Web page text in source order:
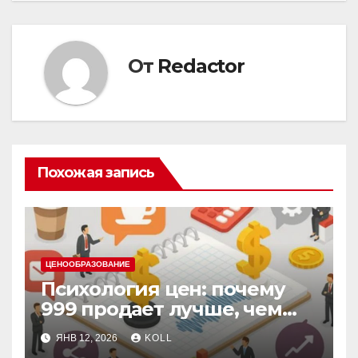
От Redactor
Похожая запись
ЦЕНООБРАЗОВАНИЕ
Психология цен: почему
999 продает лучше, чем
1000, даже в кризис
ЯНВ 12, 2026 KOLL